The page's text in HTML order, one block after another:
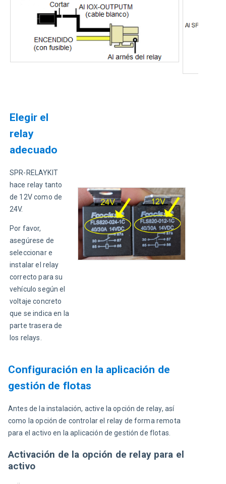
Elegir el
relay
adecuado
SPR-RELAYKIT
hace relay tanto
de 12V como de
24V.
Por favor,
asegúrese de
seleccionar e
instalar el relay
correcto para su
vehículo según el
voltaje concreto
que se indica en la
parte trasera de
los relays.
Configuración en la aplicación de
gestión de flotas
Antes de la instalación, active la opción de relay, así
como la opción de controlar el relay de forma remota
para el activo en la aplicación de gestión de flotas.
Activación de la opción de relay para el
activo